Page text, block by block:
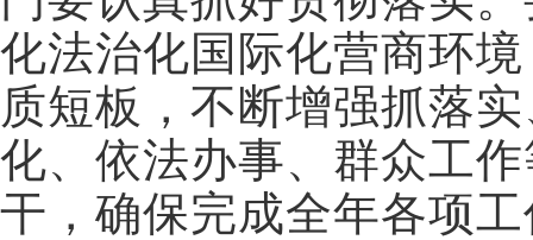
化法治化国际化营商环
质短板，不断增强抓落
化、依法办事、群众工
干，确保完成全年各项